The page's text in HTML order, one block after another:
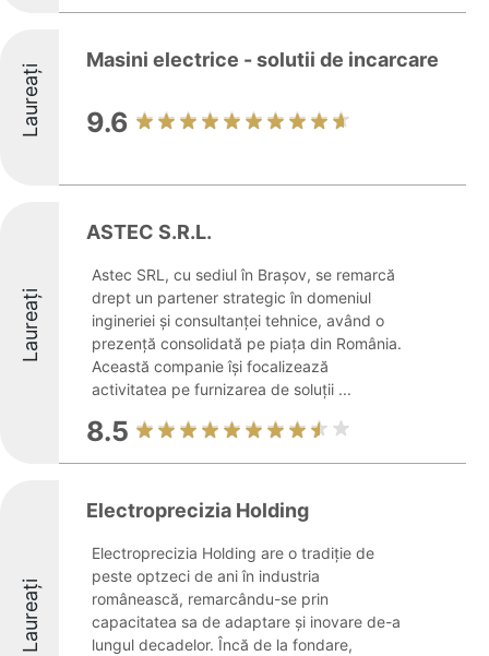
Laureați
Masini electrice - solutii de incarcare
9.6
Laureați
ASTEC S.R.L.
Astec SRL, cu sediul în Brașov, se remarcă
drept un partener strategic în domeniul
ingineriei și consultanței tehnice, având o
prezență consolidată pe piața din România.
Această companie își focalizează
activitatea pe furnizarea de soluții ...
8.5
Laureați
Electroprecizia Holding
Electroprecizia Holding are o tradiție de
peste optzeci de ani în industria
românească, remarcându-se prin
capacitatea sa de adaptare și inovare de-a
lungul decadelor. Încă de la fondare,